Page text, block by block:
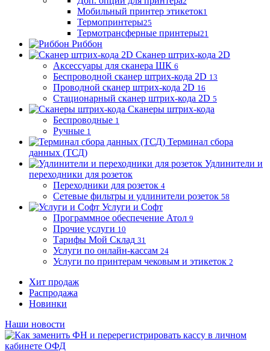
Мобильный принтер этикеток1
Термопринтеры25
Термотрансферные принтеры21
Риббон
Сканер штрих-кода 2D
Аксессуары для сканера ШК 6
Беспроводной сканер штрих-кода 2D 13
Проводной сканер штрих-кода 2D 16
Стационарный сканер штрих-кода 2D 5
Сканеры штрих-кода
Беспроводные 1
Ручные 1
Терминал сбора
данных (ТСД)
Удлинители и
переходники для розеток
Переходники для розеток 4
Сетевые фильтры и удлинители розеток 58
Услуги и Софт
Программное обеспечение Атол 9
Прочие услуги 10
Тарифы Мой Склад 31
Услуги по онлайн-кассам 24
Услуги по принтерам чековым и этикеток 2
Хит продаж
Распродажа
Новинки
Наши новости